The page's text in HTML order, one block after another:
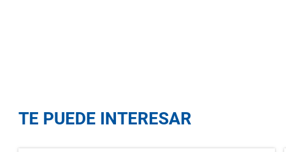
TE PUEDE INTERESAR